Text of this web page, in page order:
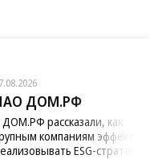
ДОМ.РФ
ДОМ.РФ рассказали, как
компаниям
ESG-стратегию